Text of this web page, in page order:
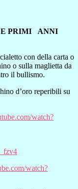
E PRIMI ANNI
con della carta o
o sulla maglietta da
il bullismo.
d’oro reperibili su
watch?
watch?